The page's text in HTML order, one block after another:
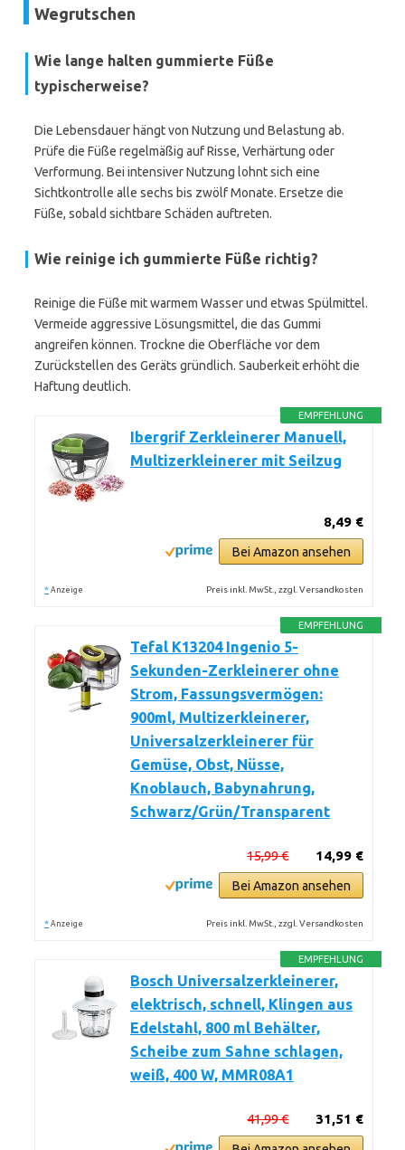
Wegrutschen
Wie lange halten gummierte Füße
typischerweise?
Die Lebensdauer hängt von Nutzung und Belastung ab.
Prüfe die Füße regelmäßig auf Risse, Verhärtung oder
Verformung. Bei intensiver Nutzung lohnt sich eine
Sichtkontrolle alle sechs bis zwölf Monate. Ersetze die
Füße, sobald sichtbare Schäden auftreten.
Wie reinige ich gummierte Füße richtig?
Reinige die Füße mit warmem Wasser und etwas Spülmittel.
Vermeide aggressive Lösungsmittel, die das Gummi
angreifen können. Trockne die Oberfläche vor dem
Zurückstellen des Geräts gründlich. Sauberkeit erhöht die
Haftung deutlich.
EMPFEHLUNG
Ibergrif Zerkleinerer Manuell,
Multizerkleinerer mit Seilzug
8,49 €
Bei Amazon ansehen
* Anzeige Preis inkl. MwSt., zzgl. Versandkosten
EMPFEHLUNG
Tefal K13204 Ingenio 5-
Sekunden-Zerkleinerer ohne
Strom, Fassungsvermögen:
900ml, Multizerkleinerer,
Universalzerkleinerer für
Gemüse, Obst, Nüsse,
Knoblauch, Babynahrung,
Schwarz/Grün/Transparent
14,99 €
15,99 €
Bei Amazon ansehen
* Anzeige Preis inkl. MwSt., zzgl. Versandkosten
EMPFEHLUNG
Bosch Universalzerkleinerer,
elektrisch, schnell, Klingen aus
Edelstahl, 800 ml Behälter,
Scheibe zum Sahne schlagen,
weiß, 400 W, MMR08A1
31,51 €
41,99 €